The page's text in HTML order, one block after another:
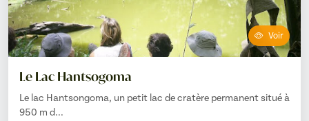
Voir
Le Lac Hantsogoma
Le lac Hantsongoma, un petit lac de cratère permanent situé à
950 m d...